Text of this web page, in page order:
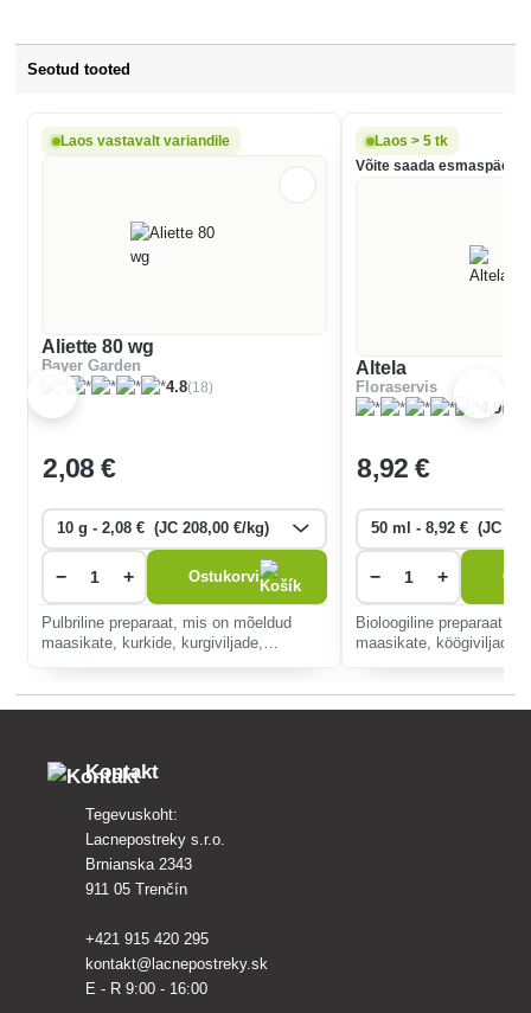
Seotud tooted
Laos vastavalt variandile
Aliette 80 wg
Bayer Garden
4.8(18)
2,08 €
− + Ostukorvi
Pulbriline preparaat, mis on mõeldud
maasikate, kurkide, kurgiviljade,
Laos > 5 tk
Võite saada
Altela
Floraservis
4.9(9)
8,92 €
− +
Bioloogiline preparaat
maasikate, köögiviljade,
Kontakt
Tegevuskoht:
Lacnepostreky s.r.o.
Brnianska 2343
911 05 Trenčín
+421 915 420 295
kontakt@lacnepostreky.sk
E - R 9:00 - 16:00